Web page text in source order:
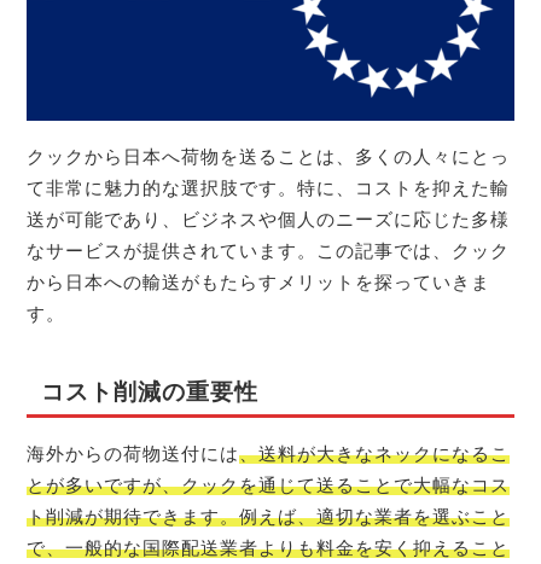
クックから日本へ荷物を送ることは、多くの人々にとっ
て非常に魅力的な選択肢です。特に、コストを抑えた輸
送が可能であり、ビジネスや個人のニーズに応じた多様
なサービスが提供されています。この記事では、クック
から日本への輸送がもたらすメリットを探っていきま
す。
コスト削減の重要性
海外からの荷物送付には、送料が大きなネックになるこ
とが多いですが、クックを通じて送ることで大幅なコス
ト削減が期待できます。例えば、適切な業者を選ぶこと
で、一般的な国際配送業者よりも料金を安く抑えること